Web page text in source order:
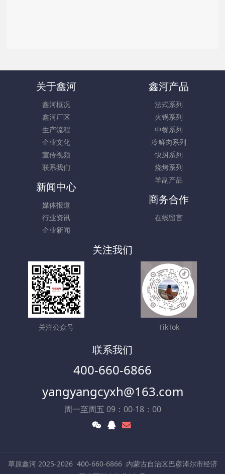
关于鑫河
鑫河概况
鑫河厂区
生产流程
企业文化
宣传视频
联系我们
鑫河产品
法式系列
火锅系列
中餐系列
冷鲜肉系列
快厨系列
烧烤系列
羊副产品
新闻中心
媒体报道
行业资讯
企业新闻
商务合作
在线留言
关注我们
关注公众号 TikTok
联系我们
400-660-6866
yangyangcyxh@163.com
周一至周五 09：00-18：00
草原鑫河 2025-2026 400-660-6866 内蒙古自治区巴彦淖尔市经济